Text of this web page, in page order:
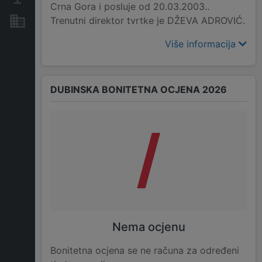
Nekretnine i imovina
Crna Gora i posluje od 20.03.2003..
Trenutni direktor tvrtke je DŽEVA ADROVIĆ.
Više informacija
DUBINSKA BONITETNA OCJENA 2026
/
Nema ocjenu
Bonitetna ocjena se ne računa za određeni